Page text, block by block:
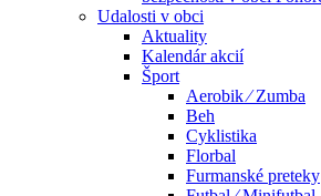
Udalosti v obci
Aktuality
Kalendár akcií
Šport
Aerobik ⁄ Zumba
Beh
Cyklistika
Florbal
Furmanské preteky